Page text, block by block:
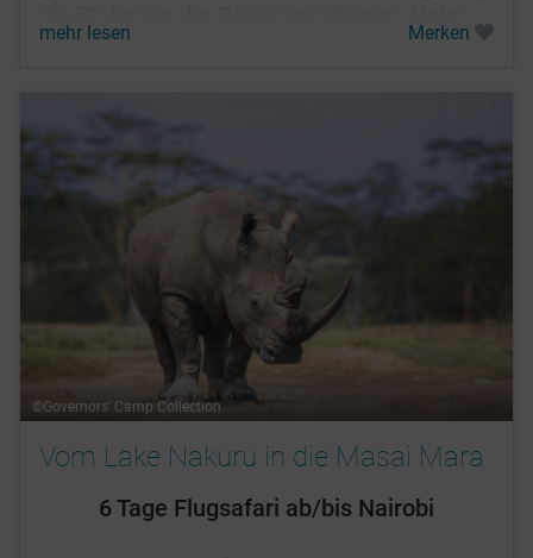
Ihnen ziehen die weiten Ebenen der...
mehr lesen Merken
©Governors' Camp Collection
Vom Lake Nakuru in die Masai Mara
6 Tage Flugsafari ab/bis Nairobi